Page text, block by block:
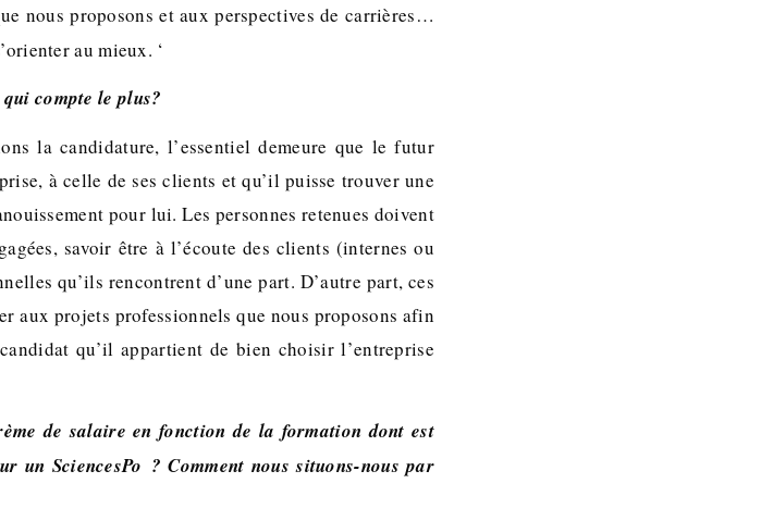
nous proposons et aux perspectives de carrières…
au mieux. ‘
qui compte le plus?
la candidature, l’essentiel demeure que le futur
à celle de ses clients et qu’il puisse trouver une
pour lui. Les personnes retenues doivent
savoir être à l’écoute des clients (internes ou
qu’ils rencontrent d’une part. D’autre part, ces
aux projets professionnels que nous proposons afin
qu’il appartient de bien choisir l’entreprise
de salaire en fonction de la formation dont est
un SciencesPo ? Comment nous situons-nous par